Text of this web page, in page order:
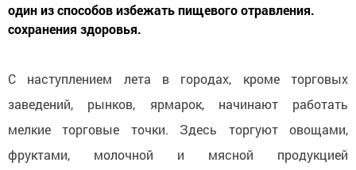
один из способов избежать пищевого отравления.
сохранения здоровья.
С наступлением лета в городах, кроме торговых
заведений, рынков, ярмарок, начинают работать
мелкие торговые точки. Здесь торгуют овощами,
фруктами, молочной и мясной продукцией